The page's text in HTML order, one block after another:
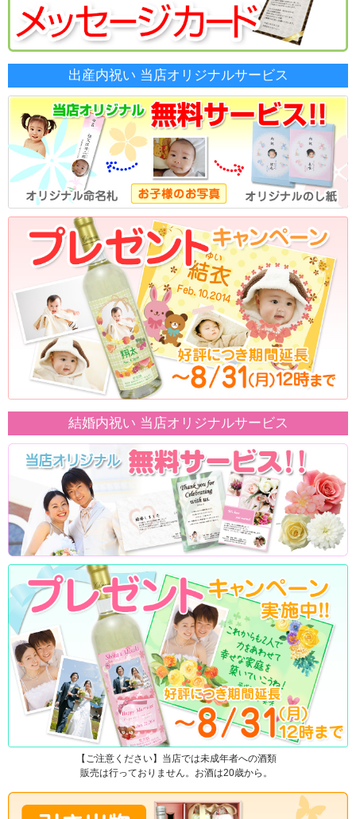
出産内祝い 当店オリジナルサービス
結婚内祝い 当店オリジナルサービス
【ご注意ください】当店では未成年者への酒類
販売は行っておりません。お酒は20歳から。